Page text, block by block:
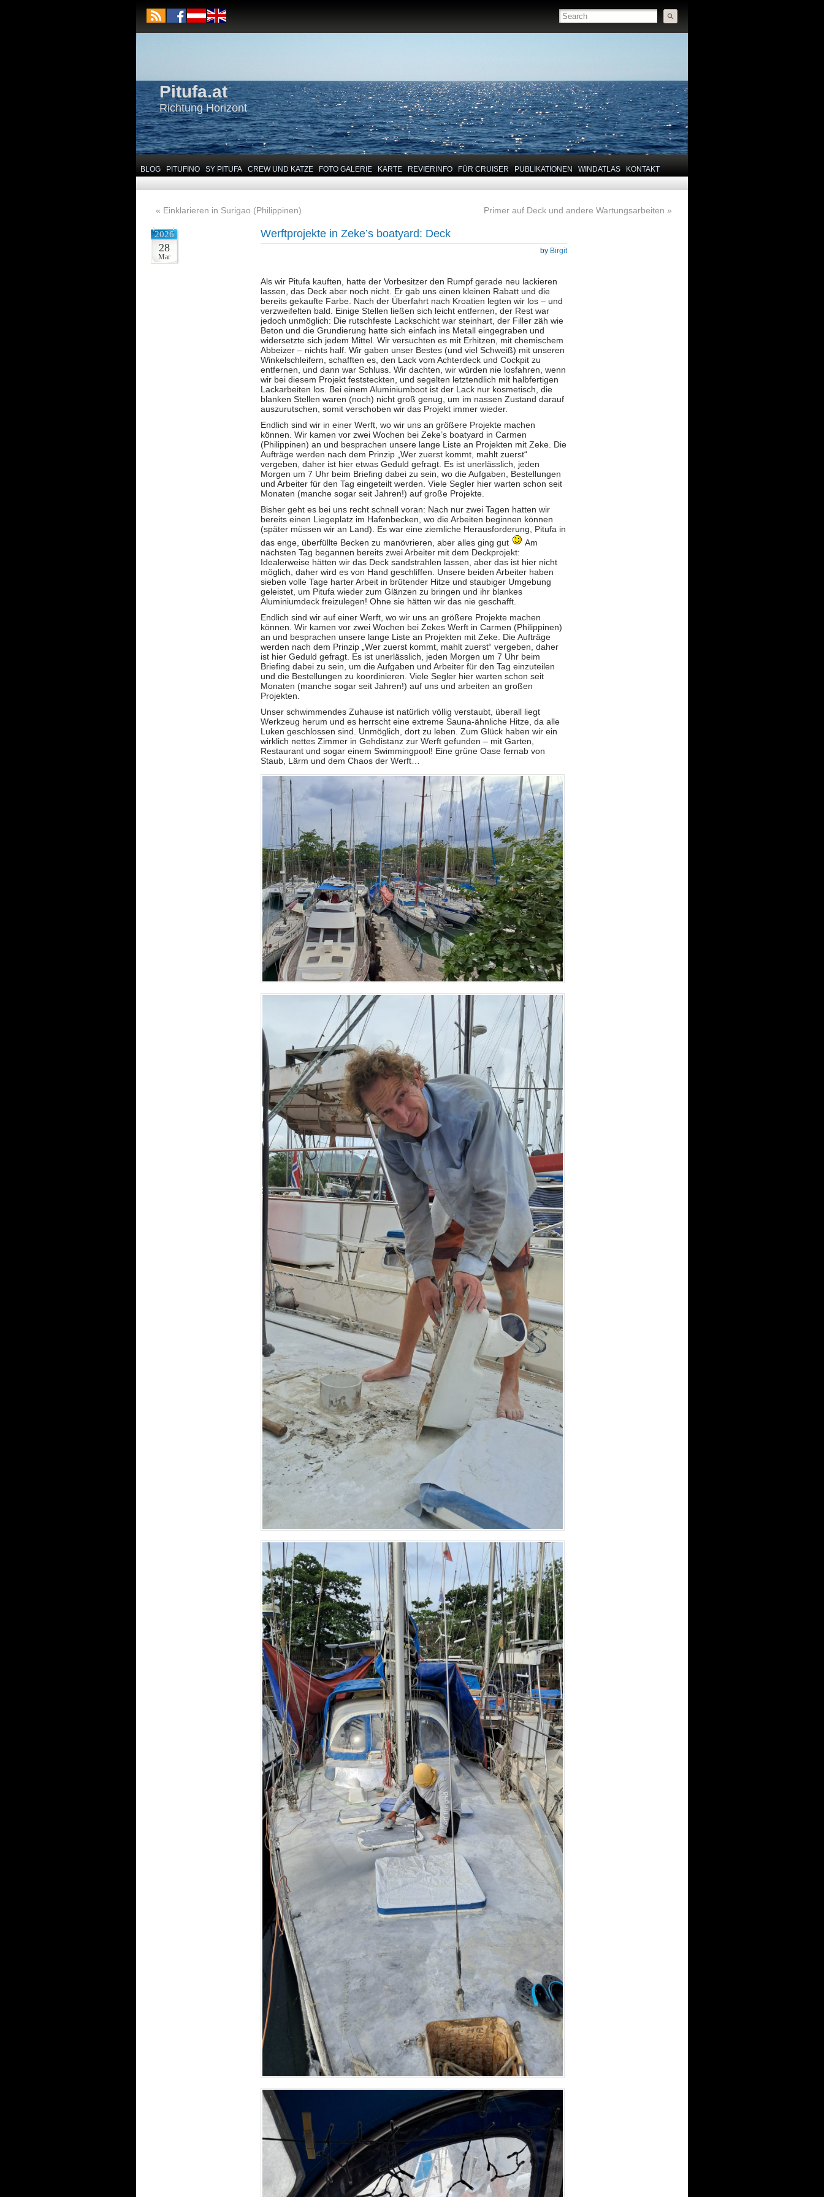
Pitufa.at
Richtung Horizont
BLOG PITUFINO SY PITUFA CREW UND KATZE FOTO GALERIE KARTE REVIERINFO FÜR CRUISER PUBLIKATIONEN WINDATLAS KONTAKT
« Einklarieren in Surigao (Philippinen) Primer auf Deck und andere Wartungsarbeiten »
2026
28
Mar
Werftprojekte in Zeke’s boatyard: Deck
by Birgit
Als wir Pitufa kauften, hatte der Vorbesitzer den Rumpf gerade neu lackieren
lassen, das Deck aber noch nicht. Er gab uns einen kleinen Rabatt und die
bereits gekaufte Farbe. Nach der Überfahrt nach Kroatien legten wir los – und
verzweifelten bald. Einige Stellen ließen sich leicht entfernen, der Rest war
jedoch unmöglich: Die rutschfeste Lackschicht war steinhart, der Filler zäh wie
Beton und die Grundierung hatte sich einfach ins Metall eingegraben und
widersetzte sich jedem Mittel. Wir versuchten es mit Erhitzen, mit chemischem
Abbeizer – nichts half. Wir gaben unser Bestes (und viel Schweiß) mit unseren
Winkelschleifern, schafften es, den Lack vom Achterdeck und Cockpit zu
entfernen, und dann war Schluss. Wir dachten, wir würden nie losfahren, wenn
wir bei diesem Projekt feststeckten, und segelten letztendlich mit halbfertigen
Lackarbeiten los. Bei einem Aluminiumboot ist der Lack nur kosmetisch, die
blanken Stellen waren (noch) nicht groß genug, um im nassen Zustand darauf
auszurutschen, somit verschoben wir das Projekt immer wieder.
Endlich sind wir in einer Werft, wo wir uns an größere Projekte machen
können. Wir kamen vor zwei Wochen bei Zeke’s boatyard in Carmen
(Philippinen) an und besprachen unsere lange Liste an Projekten mit Zeke. Die
Aufträge werden nach dem Prinzip „Wer zuerst kommt, mahlt zuerst“
vergeben, daher ist hier etwas Geduld gefragt. Es ist unerlässlich, jeden
Morgen um 7 Uhr beim Briefing dabei zu sein, wo die Aufgaben, Bestellungen
und Arbeiter für den Tag eingeteilt werden. Viele Segler hier warten schon seit
Monaten (manche sogar seit Jahren!) auf große Projekte.
Bisher geht es bei uns recht schnell voran: Nach nur zwei Tagen hatten wir
bereits einen Liegeplatz im Hafenbecken, wo die Arbeiten beginnen können
(später müssen wir an Land). Es war eine ziemliche Herausforderung, Pitufa in
das enge, überfüllte Becken zu manövrieren, aber alles ging gut
Am
nächsten Tag begannen bereits zwei Arbeiter mit dem Deckprojekt:
Idealerweise hätten wir das Deck sandstrahlen lassen, aber das ist hier nicht
möglich, daher wird es von Hand geschliffen. Unsere beiden Arbeiter haben
sieben volle Tage harter Arbeit in brütender Hitze und staubiger Umgebung
geleistet, um Pitufa wieder zum Glänzen zu bringen und ihr blankes
Aluminiumdeck freizulegen! Ohne sie hätten wir das nie geschafft.
Endlich sind wir auf einer Werft, wo wir uns an größere Projekte machen
können. Wir kamen vor zwei Wochen bei Zekes Werft in Carmen (Philippinen)
an und besprachen unsere lange Liste an Projekten mit Zeke. Die Aufträge
werden nach dem Prinzip „Wer zuerst kommt, mahlt zuerst“ vergeben, daher
ist hier Geduld gefragt. Es ist unerlässlich, jeden Morgen um 7 Uhr beim
Briefing dabei zu sein, um die Aufgaben und Arbeiter für den Tag einzuteilen
und die Bestellungen zu koordinieren. Viele Segler hier warten schon seit
Monaten (manche sogar seit Jahren!) auf uns und arbeiten an großen
Projekten.
Unser schwimmendes Zuhause ist natürlich völlig verstaubt, überall liegt
Werkzeug herum und es herrscht eine extreme Sauna-ähnliche Hitze, da alle
Luken geschlossen sind. Unmöglich, dort zu leben. Zum Glück haben wir ein
wirklich nettes Zimmer in Gehdistanz zur Werft gefunden – mit Garten,
Restaurant und sogar einem Swimmingpool! Eine grüne Oase fernab von
Staub, Lärm und dem Chaos der Werft…